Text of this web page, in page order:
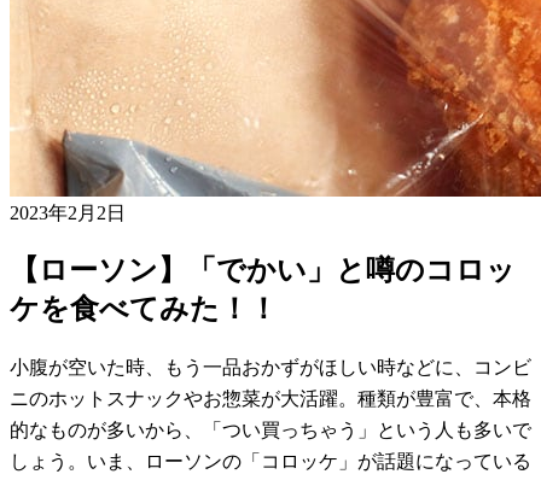
2023年2月2日
【ローソン】「でかい」と噂のコロッ
ケを食べてみた！！
小腹が空いた時、もう一品おかずがほしい時などに、コンビ
ニのホットスナックやお惣菜が大活躍。種類が豊富で、本格
的なものが多いから、「つい買っちゃう」という人も多いで
しょう。いま、ローソンの「コロッケ」が話題になっている